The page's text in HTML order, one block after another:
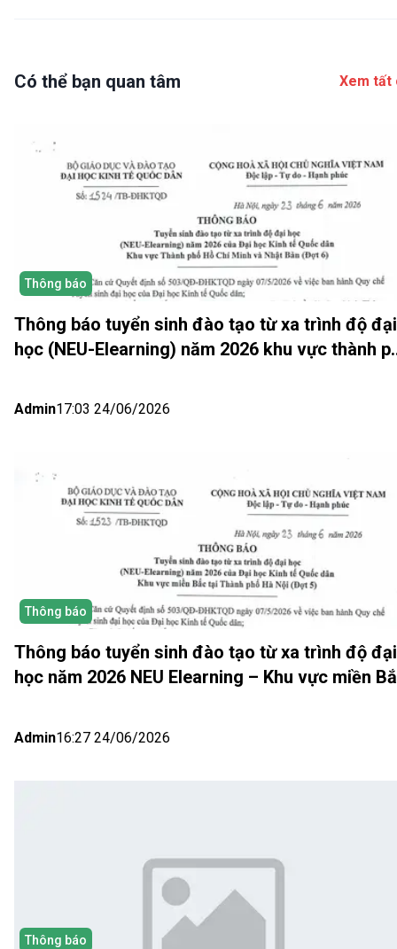
Có thể bạn quan tâm Xem tất
Thông báo
Thông báo tuyển sinh đào tạo từ xa trình độ đại
học (NEU-Elearning) năm 2026 khu vực thành
Admin17:03 24/06/2026
Thông báo
Thông báo tuyển sinh đào tạo từ xa trình độ đại
học năm 2026 NEU Elearning – Khu vực miền
Admin16:27 24/06/2026
Thông báo